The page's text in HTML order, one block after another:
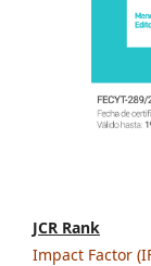
JCR Rank
Impact Factor